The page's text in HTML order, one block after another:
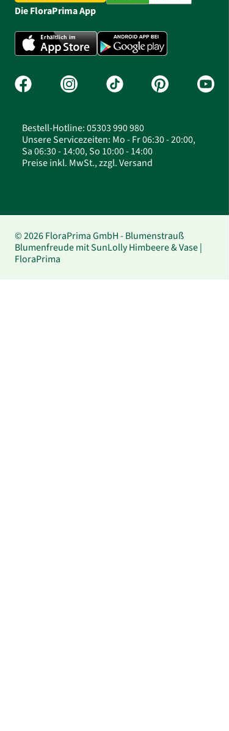
Die FloraPrima App
Bestell-Hotline: 05303 990 980
Unsere Servicezeiten: Mo - Fr 06:30 - 20:00,
Sa 06:30 - 14:00, So 10:00 - 14:00
Preise inkl. MwSt., zzgl. Versand
© 2026 FloraPrima GmbH - Blumenstrauß
Blumenfreude mit SunLolly Himbeere & Vase |
FloraPrima